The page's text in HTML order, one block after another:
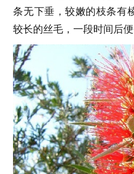
条无下垂，较嫩的枝条有
较长的丝毛，一段时间后便